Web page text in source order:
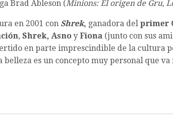
Brad Ableson (Minions: El origen de Gru,
en 2001 con Shrek, ganadora del primer
, Shrek, Asno y Fiona (junto con sus
en parte imprescindible de la cultura
belleza es un concepto muy personal que va